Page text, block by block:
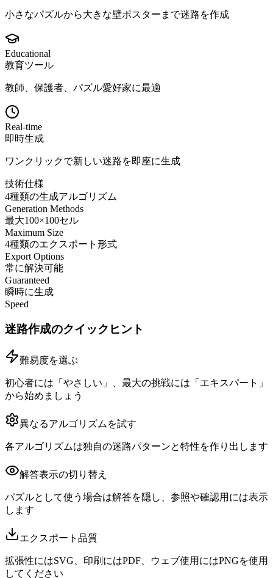
小さなパズルから大きな壁ポスターまで迷路を作成
Educational
教育ツール
教師、保護者、パズル愛好家に最適
Real-time
即時生成
ワンクリックで新しい迷路を即座に生成
技術仕様
4種類の生成アルゴリズム
Generation Methods
最大100×100セル
Maximum Size
4種類のエクスポート形式
Export Options
常に解決可能
Guaranteed
瞬時に生成
Speed
迷路作成のクイックヒント
難易度を選ぶ
初心者には「やさしい」、最大の挑戦には「エキスパート」
から始めましょう
異なるアルゴリズムを試す
各アルゴリズムは独自の迷路パターンと特性を作り出します
解答表示の切り替え
パズルとして使う場合は解答を隠し、参照や確認用には表示
します
エクスポート品質
拡張性にはSVG、印刷にはPDF、ウェブ使用にはPNGを使用
してください